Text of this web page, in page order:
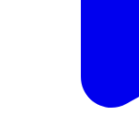
श्री आशा राम चौधरी
संकल्प अभियान के